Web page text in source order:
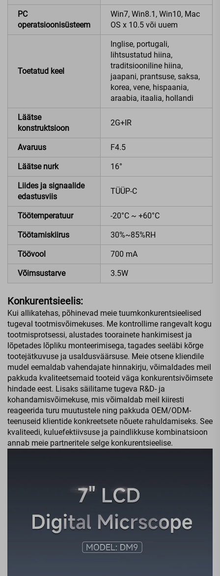
PC
operatsioonisüsteem
Win7, Win8.1, Win10, Mac
OS x 10.5 või uuem
Toetatud keel
Inglise, portugali,
lihtsustatud hiina,
traditsiooniline hiina,
jaapani, prantsuse, saksa,
korea, vene, hispaania,
araabia, itaalia, hollandi
Läätse
konstruktsioon
2G+IR
Avaruus F4.5
Läätse nurk 16°
Liides ja signaalide
edastusviis
TÜÜP-C
Töötemperatuur -20°C ~ +60°C
Töötamiskiirus 30%~85%RH
Töövool 700 mA
Võimsustarve 3.5W
Konkurentsieelis:
Kui allikatehas, põhinevad meie tuumkonkurentsieelised
tugeval tootmisvõimekuses. Me kontrollime rangevalt kogu
tootmisprotsessi, alustades toorainete hankimisest ja
lõpetades lõpliku monteerimisega, tagades seeläbi kõrge
tootejätkuvuse ja usaldusväärsuse. Meie otsene kliendile
mudel eemaldab vahendajate hinnakirju, võimaldades meil
pakkuda kvaliteetsemaid tooteid väga konkurentsivõimsete
hindade eest. Lisaks säilitame tugeva R&D- ja
kohandamisvõimekuse, mis võimaldab meil kiiresti
reageerida turu muutustele ning pakkuda OEM/ODM-
teenuseid klientide konkreetsete nõuete rahuldamiseks. See
kvaliteedi, kuluefektiivsuse ja paindlikkuse kombinatsioon
annab meie partneritele selge konkurentsieelise.